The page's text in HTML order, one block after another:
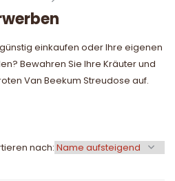
einkaufen oder Ihre eigenen
Bewahren Sie Ihre Kräuter und
Van Beekum Streudose auf.
nach: